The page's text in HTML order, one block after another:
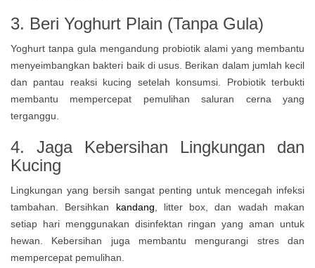
3. Beri Yoghurt Plain (Tanpa Gula)
Yoghurt tanpa gula mengandung probiotik alami yang membantu
menyeimbangkan bakteri baik di usus. Berikan dalam jumlah kecil
dan pantau reaksi kucing setelah konsumsi. Probiotik terbukti
membantu mempercepat pemulihan saluran cerna yang
terganggu.
4. Jaga Kebersihan Lingkungan dan
Kucing
Lingkungan yang bersih sangat penting untuk mencegah infeksi
tambahan. Bersihkan kandang, litter box, dan wadah makan
setiap hari menggunakan disinfektan ringan yang aman untuk
hewan. Kebersihan juga membantu mengurangi stres dan
mempercepat pemulihan.